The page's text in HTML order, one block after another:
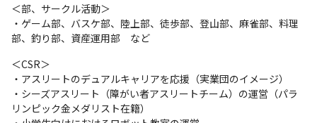
＜部、サークル活動＞
・ゲーム部、バスケ部、陸上部、徒歩部、登山部、麻雀部、料理
部、釣り部、資産運用部　など
＜CSR＞
・アスリートのデュアルキャリアを応援（実業団のイメージ）
・シーズアスリート（障がい者アスリートチーム）の運営（パラ
リンピック金メダリスト在籍）